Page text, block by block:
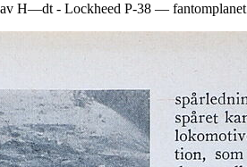
H—dt - Lockheed P-38 — fantomplanet